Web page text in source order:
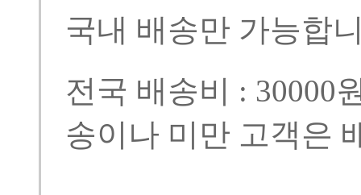
국내 배송만 가능합
전국 배송비 : 30000
송이나 미만 고객은